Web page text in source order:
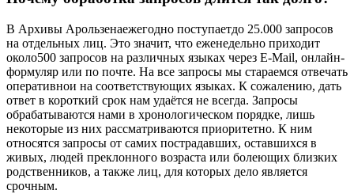
В Архивы Арользенаежегодно поступаетдо 25.000 запросов
на отдельных лиц. Это значит, что еженедельно приходит
около500 запросов на различных языках через E-Mail, онлайн-
формуляр или по почте. На все запросы мы стараемся отвечать
оперативнои на соответствующих языках. К сожалению, дать
ответ в короткий срок нам удаётся не всегда. Запросы
обрабатываются нами в хронологическом порядке, лишь
некоторые из них рассматриваются приоритетно. К ним
относятся запросы от самих пострадавших, оставшихся в
живых, людей преклонного возраста или болеющих близких
родственников, а также лиц, для которых дело является
срочным.